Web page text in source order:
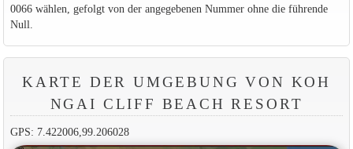
0066 wählen, gefolgt von der angegebenen Nummer ohne die führende
Null.
KARTE DER UMGEBUNG VON KOH
NGAI CLIFF BEACH RESORT
GPS: 7.422006,99.206028